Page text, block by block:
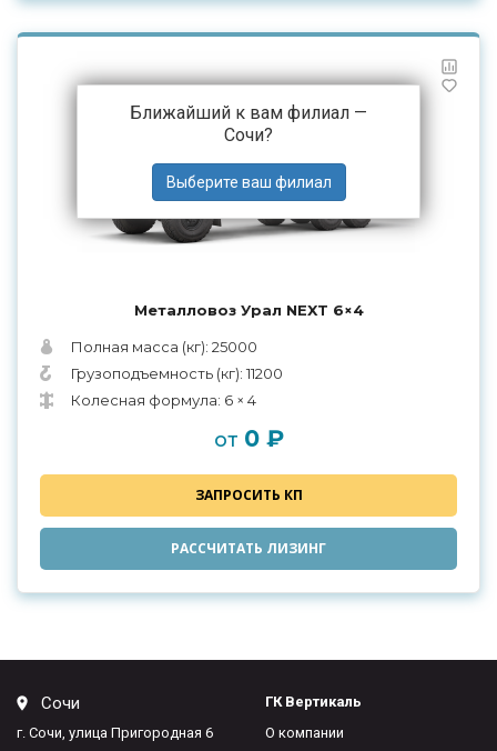
Ближайший к вам филиал —
Сочи?
Металловоз Урал NEXT 6×4
Полная масса (кг): 25000
Грузоподъемность (кг): 11200
Колесная формула: 6 × 4
от 0 ₽
ЗАПРОСИТЬ КП
РАССЧИТАТЬ ЛИЗИНГ
Сочи
г. Сочи, улица Пригородная 6
ГК Вертикаль
О компании